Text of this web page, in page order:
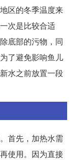
区的冬季温度来
次是比较合适
底部的污物，同
了避免影响鱼儿
水之前放置一段
首先，加热水需
使用。因为直接